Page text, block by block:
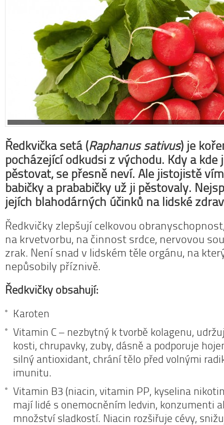
Ředkvička setá (Raphanus sativus) je
pocházející odkudsi z východu. Kdy a kde
pěstovat, se přesně neví. Ale jistojistě
babičky a prababičky už ji pěstovaly.
jejích blahodárných účinků na lidské
Ředkvičky zlepšují celkovou
na krvetvorbu, na činnost srdce, nervovou
zrak. Není snad v lidském těle orgánu, na
nepůsobily příznivě.
Ředkvičky obsahují:
Karoten
Vitamin C – nezbytný k tvorbě kolagenu,
kosti, chrupavky, zuby, dásně a podporuje
silný antioxidant, chrání tělo před volnými
imunitu.
Vitamin B3 (niacin, vitamin PP, kyselina
mají lidé s onemocněním ledvin, konzumenti
množství sladkostí. Niacin rozšiřuje cévy,
131 000
cukrovku dietou. Víc
najdete v článkuPrevencí
i ořechy a káva
Náš tip
Konzumací štiplavého jídla se z těla
uvolňují endorfiny, hormony štěstí, díky
čemuž se po pikantním jídle můžeme
cítit šťastnější a spokojenější. Více se
dočtete v článkuChilli papričky jako
přírodní lék